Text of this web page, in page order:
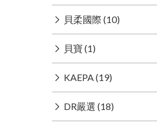
貝柔國際 (10)
貝寶 (1)
KAEPA (19)
DR嚴選 (18)